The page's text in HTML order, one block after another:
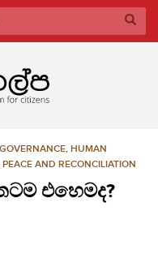
GOVERNANCE, HUMAN
PEACE AND RECONCILIATION
එහෙමද?